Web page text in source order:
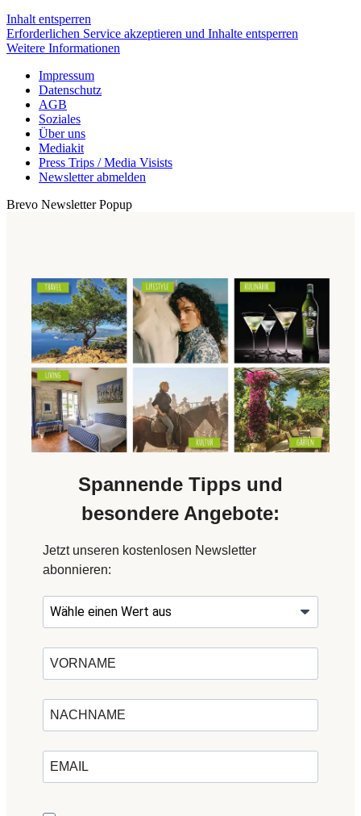
Inhalt entsperren
Erforderlichen Service akzeptieren und Inhalte entsperren
Weitere Informationen
Impressum
Datenschutz
AGB
Soziales
Über uns
Mediakit
Press Trips / Media Visists
Newsletter abmelden
Brevo Newsletter Popup